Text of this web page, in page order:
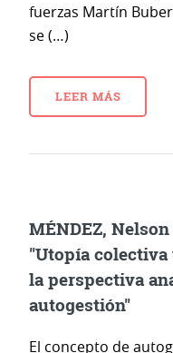
fuerzas Martín
se (…)
LEER MÁS
MÉNDEZ,
"Utopía
la perspectiva
autogestión"
El concepto de